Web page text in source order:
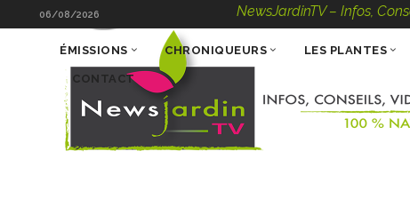
06/08/2026 NewsJardinTV – Infos, Conseils,
ÉMISSIONS CHRONIQUEURS LES PLANTES
CONTACT